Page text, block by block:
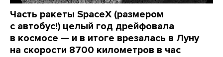
Часть ракеты SpaceX (размером
с автобус!) целый год дрейфовала
в космосе — и в итоге врезалась в Луну
на скорости 8700 километров в час